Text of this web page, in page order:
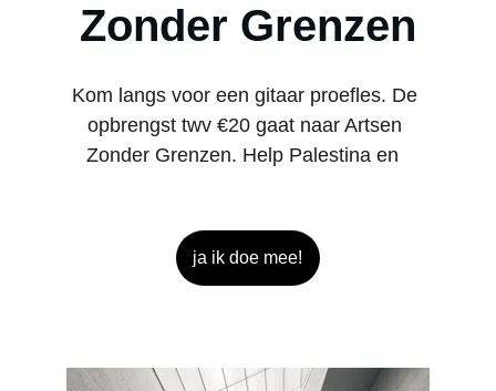
Zonder Grenzen
Kom langs voor een gitaar proefles. De
opbrengst twv €20 gaat naar Artsen
Zonder Grenzen. Help Palestina en
ja ik doe mee!